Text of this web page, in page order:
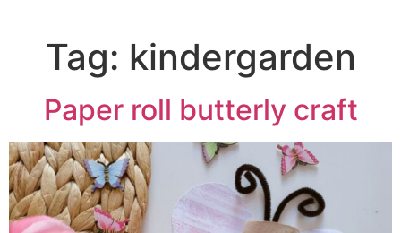
Tag: kindergarden
Paper roll butterly craft